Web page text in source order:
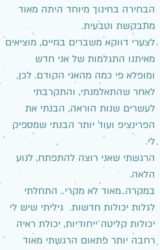
הבחירה בחינוך מיוחד היתה מאוד
מתבקשת וטבעית.
לצערי דווקא משברים בחיים, מוציאים
מאיתנו התגלמות של אני חדש
ומופלא פי כמה מהאני הקודם. לכן,
לאחר שהתאלמנתי, והתקרבתי
לעשרים שנות הוראה, הבנתי את
הפרינציפ ועוד יותר הבנתי שמספיק
לי.
הרגשתי שאני רוצה להתפתח, לנוע
הלאה.
במקרה..מאוד לא מקרי.. התחלתי
לגלות יכולות חדשות. גיליתי שיש לי
יכולות קליטה ייחודיות, יכולת ראיה
רחבה יותר פתאום הרגשתי מאוד